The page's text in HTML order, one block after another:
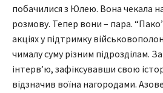
побачилися з Юлею. Вона чекала
розмову. Тепер вони – пара.
акціях у підтримку
чималу суму різним підрозділам.
інтерв’ю, зафіксувавши свою
відзначив воїна нагородами.